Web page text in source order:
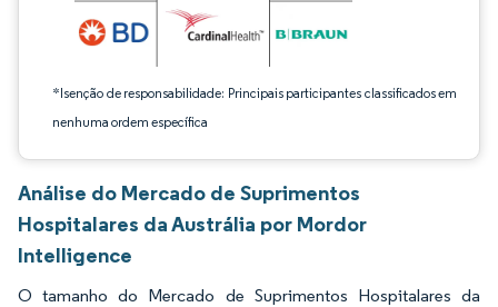
*Isenção de responsabilidade: Principais participantes classificados em
nenhuma ordem específica
Análise do Mercado de Suprimentos
Hospitalares da Austrália por Mordor
Intelligence
O tamanho do Mercado de Suprimentos Hospitalares da